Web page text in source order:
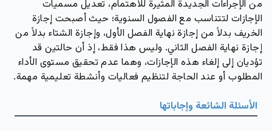
من الإجراءات الجديدة المثيرة للاهتمام، تعديل مسميات
الإجازات لتتناسب مع الفصول السنوية؛ حيث أصبحت إجازة
الخريف بدلاً من إجازة نهاية الفصل الأول، وإجازة الشتاء بدلاً من
إجازة نهاية الفصل الثاني. وليس هذا فقط، إذ أن حالتين قد
تؤديان إلى إلغاء هذه الإجازات، وهما عدم تحقيق مستوى الأداء
المطلوب أو عند الحاجة لتنظيم فعاليات وأنشطة تعليمية مهمة.
الأسئلة الشائعة وإجاباتها